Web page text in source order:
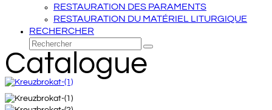
RESTAURATION DES PARAMENTS
RESTAURATION DU MATÉRIEL LITURGIQUE
RECHERCHER
Rechercher
Envoyer
Catalogue